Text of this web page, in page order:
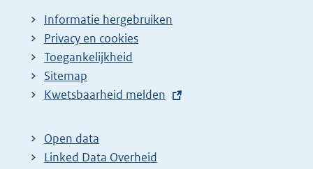
Informatie hergebruiken
Privacy en cookies
Toegankelijkheid
Sitemap
E
t
e
Kwetsbaarheid melden
Open data
Linked Data Overheid